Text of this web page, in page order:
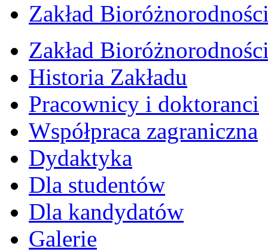
Zakład
Zakład
Historia Zakładu
Pracownicy i doktoranci
Współpraca zagraniczna
Dydaktyka
Dla studentów
Dla kandydatów
Galerie